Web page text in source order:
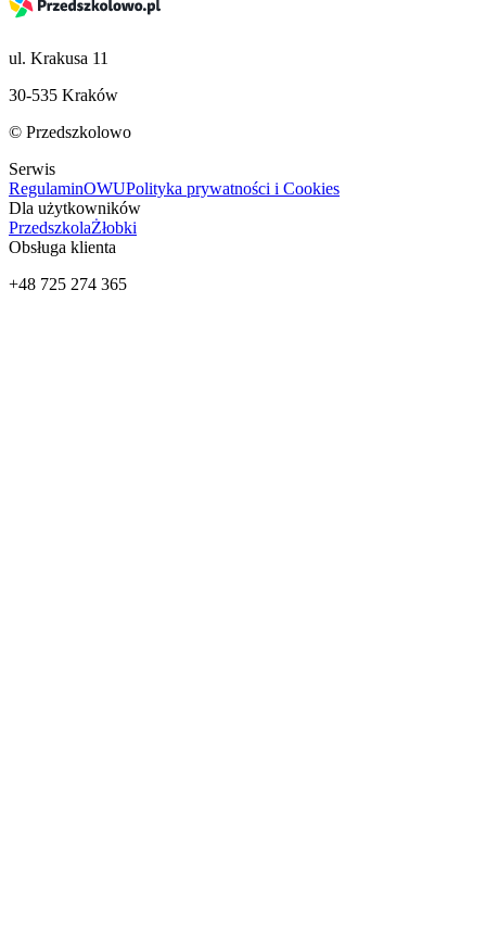
ul. Krakusa 11
30-535 Kraków
© Przedszkolowo
Serwis
RegulaminOWUPolityka prywatności i Cookies
Dla użytkowników
PrzedszkolaŻłobki
Obsługa klienta
+48 725 274 365